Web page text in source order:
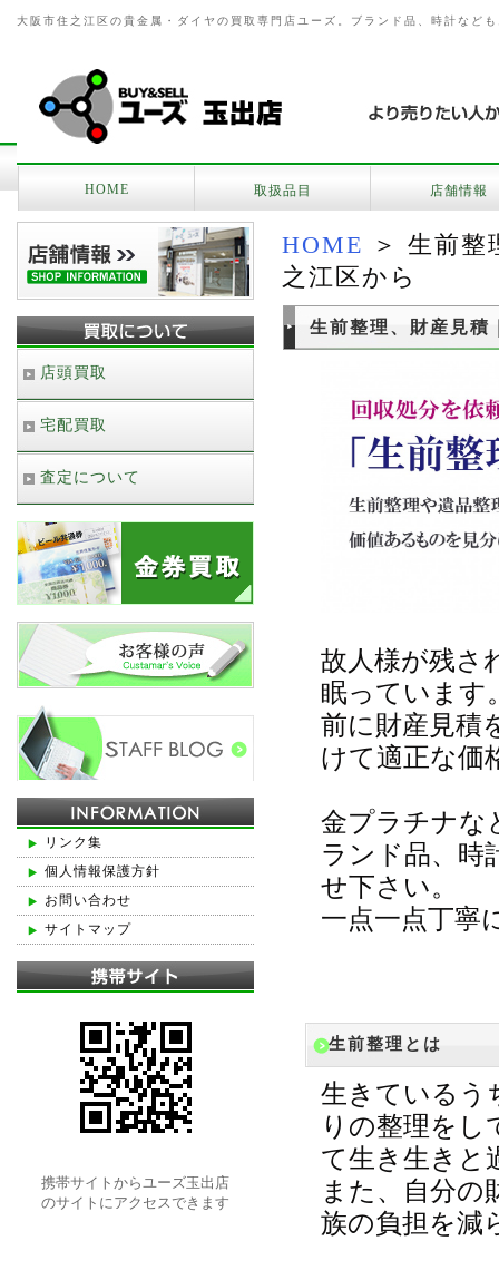
大阪市住之江区の貴金属・ダイヤの買取専門店ユーズ。ブランド品、時計など
HOME 取扱品目 店舗情報
HOME ＞ 生前整
之江区から
生前整理、財産見積
故人様が残さ
眠っています
前に財産見積
けて適正な価
金プラチナな
ランド品、時
せ下さい。
一点一点丁寧
生前整理とは
生きているう
りの整理をし
て生き生きと
また、自分の
族の負担を減
店頭買取
宅配買取
査定について
リンク集
個人情報保護方針
お問い合わせ
サイトマップ
携帯サイトからユーズ玉出店
のサイトにアクセスできます